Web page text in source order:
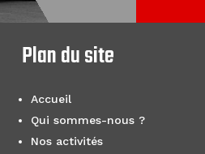
Plan du site
Accueil
Qui sommes-nous ?
Nos activités